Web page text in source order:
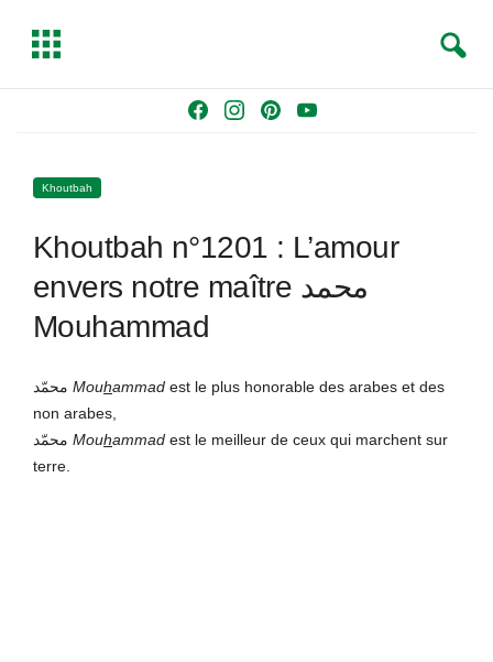
o
k
g
r
a
s
Y
b
T
g
e
a
Khoutbah
Khoutbah n°1201 : L’amour
envers notre maître محمد
Mouhammad
Mouhammad est le plus honorable des arabes et des
non arabes,
Mouhammad est le meilleur de ceux qui marchent sur
terre.